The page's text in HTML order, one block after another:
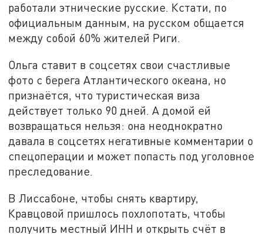
работали этнические русские. Кстати, по
официальным данным, на русском общается
между собой 60% жителей Риги.
Ольга ставит в соцсетях свои счастливые
фото с берега Атлантического океана, но
признаётся, что туристическая виза
действует только 90 дней. А домой ей
возвращаться нельзя: она неоднократно
давала в соцсетях негативные комментарии о
спецоперации и может попасть под уголовное
преследование.
В Лиссабоне, чтобы снять квартиру,
Кравцовой пришлось похлопотать, чтобы
получить местный ИНН и открыть счёт в